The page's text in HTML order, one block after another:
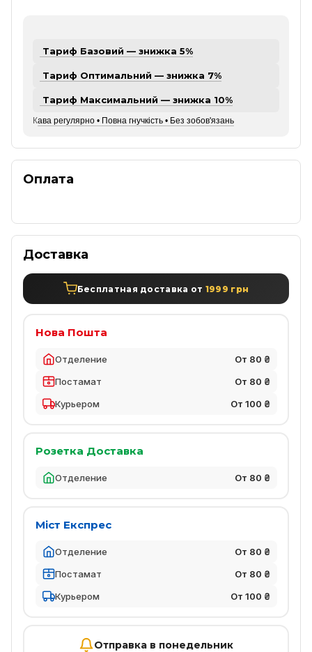
Тариф Базовий — знижка 5%
Тариф Оптимальний — знижка 7%
Тариф Максимальний — знижка 10%
Кава регулярно • Повна гнучкість • Без зобов'язань
Оплата
Доставка
Бесплатная доставка от 1999 грн
Нова Пошта
Отделение
От 80 ₴
Постамат
От 80 ₴
Курьером
От 100 ₴
Розетка Доставка
Отделение От 80 ₴
Міст Експрес
Отделение
От 80 ₴
Постамат
От 80 ₴
Курьером
От 100 ₴
Отправка в понедельник